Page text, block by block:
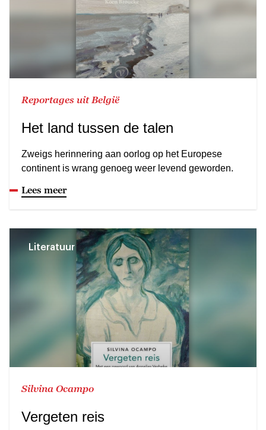
Reportages uit België
Het land tussen de talen
Zweigs herinnering aan oorlog op het Europese
continent is wrang genoeg weer levend geworden.
Lees meer
Literatuur
Silvina Ocampo
Vergeten reis